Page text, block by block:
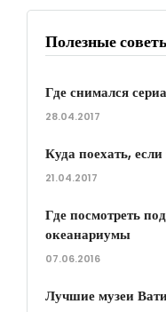
Полезные
Где снимался
28.04.2017
Куда поехать,
21.04.2017
Где посмотреть
океанариумы
07.06.2016
Лучшие музеи